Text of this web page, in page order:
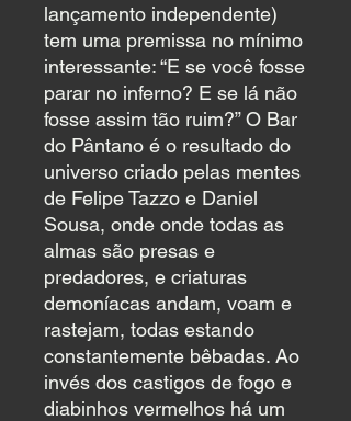
lançamento independente)
tem uma premissa no mínimo
interessante: “E se você fosse
parar no inferno? E se lá não
fosse assim tão ruim?” O Bar
do Pântano é o resultado do
universo criado pelas mentes
de Felipe Tazzo e Daniel
Sousa, onde onde todas as
almas são presas e
predadores, e criaturas
demoníacas andam, voam e
rastejam, todas estando
constantemente bêbadas. Ao
invés dos castigos de fogo e
diabinhos vermelhos há um